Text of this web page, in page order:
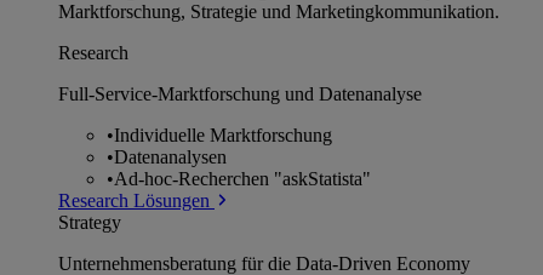
Marktforschung, Strategie und Marketingkommunikation.
Research
Full-Service-Marktforschung und Datenanalyse
•Individuelle Marktforschung
•Datenanalysen
•Ad-hoc-Recherchen "askStatista"
Research Lösungen
Strategy
Unternehmens­beratung für die Data-Driven Economy